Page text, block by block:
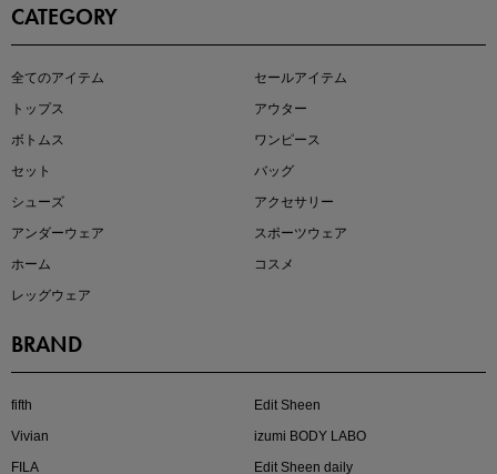
即戦力アイテム続々対象
CATEGORY
全てのアイテム
セールアイテム
トップス
アウター
ボトムス
ワンピース
セット
バッグ
シューズ
アクセサリー
アンダーウェア
スポーツウェア
ホーム
コスメ
レッグウェア
BRAND
fifth
Edit Sheen
Vivian
izumi BODY LABO
FILA
Edit Sheen daily